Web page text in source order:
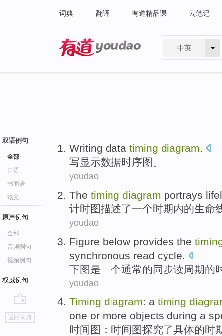
词典 翻译 有道精品课 云笔记
中英
双语例句
全部
口语
书面语
论文
原声例句
全部
音频例句
视频例句
权威例句
go
top
返回词典
Writing data timing diagram.
写显示数据时序图 。
youdao
The timing diagram portrays
计时图描述了一个时期内的生命
youdao
Figure below provides the
synchronous read cycle
下图是一个通常的同步读周期的
youdao
Timing diagram: a timing
one or more objects during a
时间 图 ：时间图探究了具体的时